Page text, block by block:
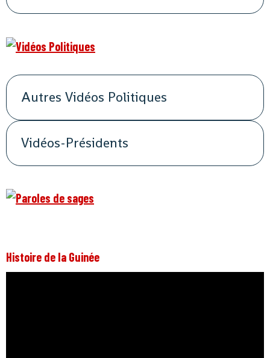
Autres Vidéos Politiques
Vidéos-Présidents
Histoire de la Guinée